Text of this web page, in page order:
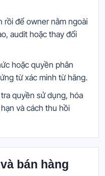
rồi để owner nằm ngoài
audit hoặc thay đổi
hoặc quyền phân
từ xác minh từ hãng.
quyền sử dụng, hóa
và cách thu hồi
bán hàng